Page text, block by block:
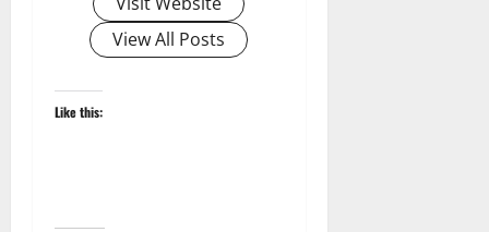
View All Posts
Like this: